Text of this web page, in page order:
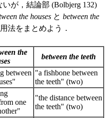
が，結論部 (Bolbjerg 132)
the houses と between the
法をまとめよう．
the
between the teeth
between "a fishbone between
the teeth" (two)
one
"the distance between
the teeth" (two)